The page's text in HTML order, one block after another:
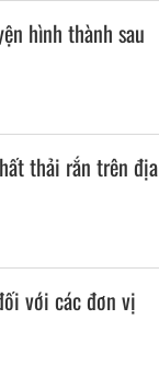
hình thành sau
thải rắn trên địa
với các đơn vị